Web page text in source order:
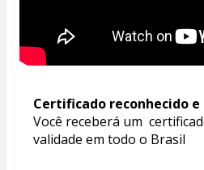
Certificado reconhecido
Você receberá um
validade em todo o Brasil